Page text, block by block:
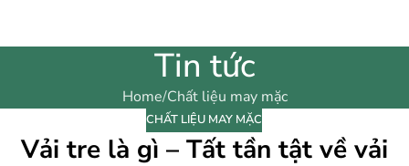
Tin tức
Home Chất liệu may mặc
CHẤT LIỆU MAY MẶC
Vải tre là gì – Tất tần tật về vải